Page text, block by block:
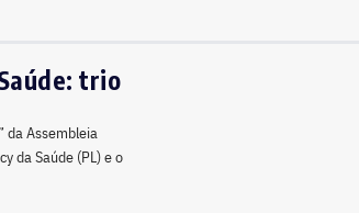
trio
da Assembleia
da Saúde (PL) e o